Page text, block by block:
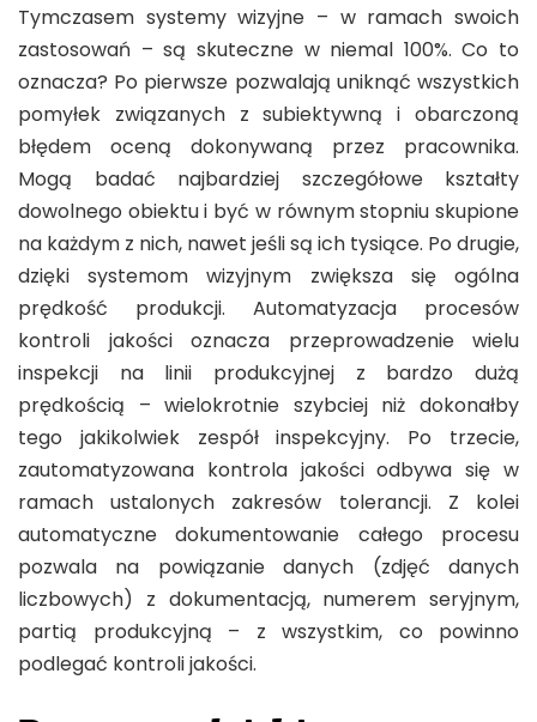
Tymczasem systemy wizyjne – w ramach swoich
zastosowań – są skuteczne w niemal 100%. Co to
oznacza? Po pierwsze pozwalają uniknąć wszystkich
pomyłek związanych z subiektywną i obarczoną
błędem oceną dokonywaną przez pracownika.
Mogą badać najbardziej szczegółowe kształty
dowolnego obiektu i być w równym stopniu skupione
na każdym z nich, nawet jeśli są ich tysiące. Po drugie,
dzięki systemom wizyjnym zwiększa się ogólna
prędkość produkcji. Automatyzacja procesów
kontroli jakości oznacza przeprowadzenie wielu
inspekcji na linii produkcyjnej z bardzo dużą
prędkością – wielokrotnie szybciej niż dokonałby
tego jakikolwiek zespół inspekcyjny. Po trzecie,
zautomatyzowana kontrola jakości odbywa się w
ramach ustalonych zakresów tolerancji. Z kolei
automatyczne dokumentowanie całego procesu
pozwala na powiązanie danych (zdjęć danych
liczbowych) z dokumentacją, numerem seryjnym,
partią produkcyjną – z wszystkim, co powinno
podlegać kontroli jakości.